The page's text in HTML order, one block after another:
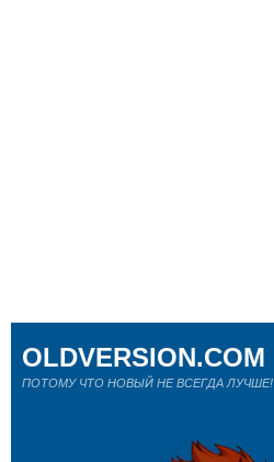
OLDVERSION.COM
ПОТОМУ ЧТО НОВЫЙ НЕ ВСЕГДА ЛУЧШЕ!